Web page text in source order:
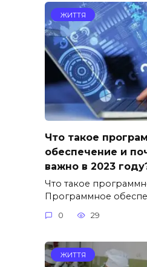
ЖИТТЯ
Что такое
обеспечение и
важно в 2023
Что такое
Программное
0 29
ЖИТТЯ